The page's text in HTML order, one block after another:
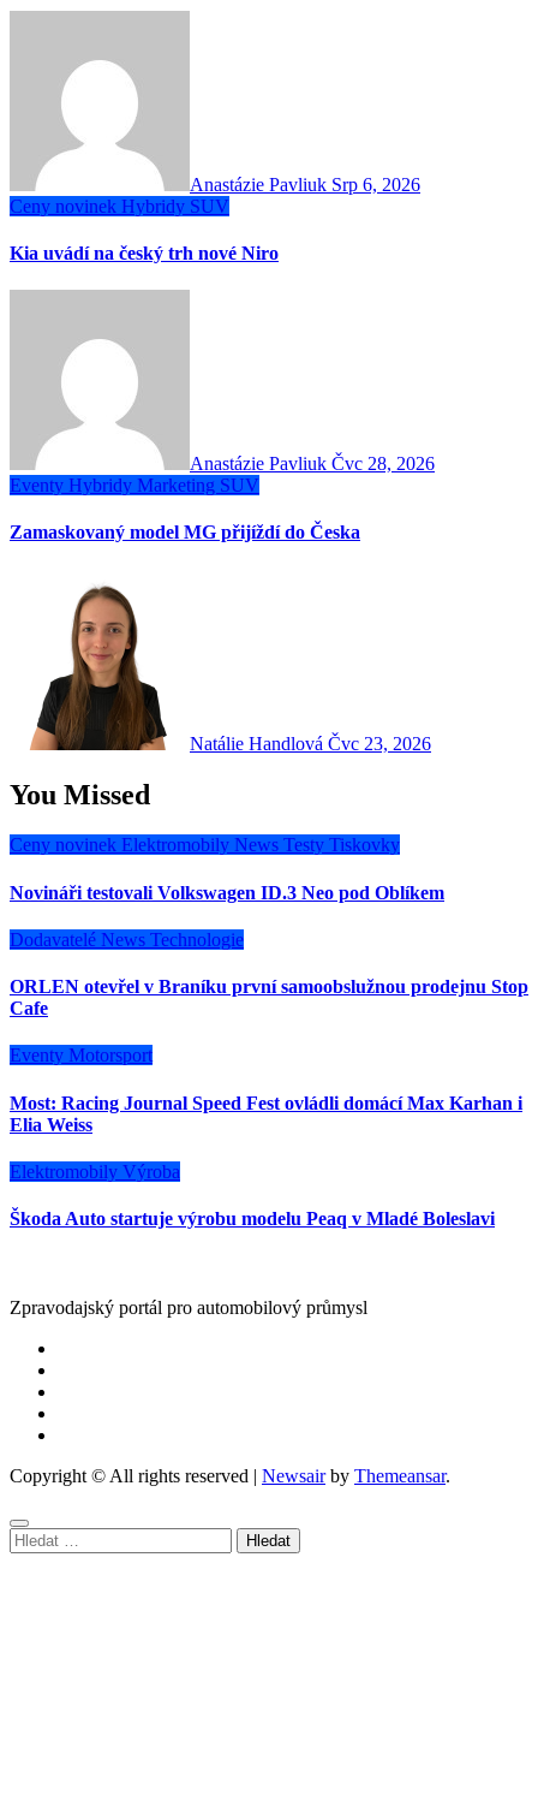
Anastázie Pavliuk Srp 6, 2026
Ceny novinek Hybridy SUV
Kia uvádí na český trh nové Niro
Anastázie Pavliuk Čvc 28, 2026
Eventy Hybridy Marketing SUV
Zamaskovaný model MG přijíždí do Česka
Natálie Handlová Čvc 23, 2026
You Missed
Ceny novinek Elektromobily News Testy Tiskovky
Novináři testovali Volkswagen ID.3 Neo pod Oblíkem
Dodavatelé News Technologie
ORLEN otevřel v Braníku první samoobslužnou prodejnu Stop
Cafe
Eventy Motorsport
Most: Racing Journal Speed Fest ovládli domácí Max Karhan i
Elia Weiss
Elektromobily Výroba
Škoda Auto startuje výrobu modelu Peaq v Mladé Boleslavi
Zpravodajský portál pro automobilový průmysl
Copyright © All rights reserved | Newsairby Themeansar.
Vyhledávání